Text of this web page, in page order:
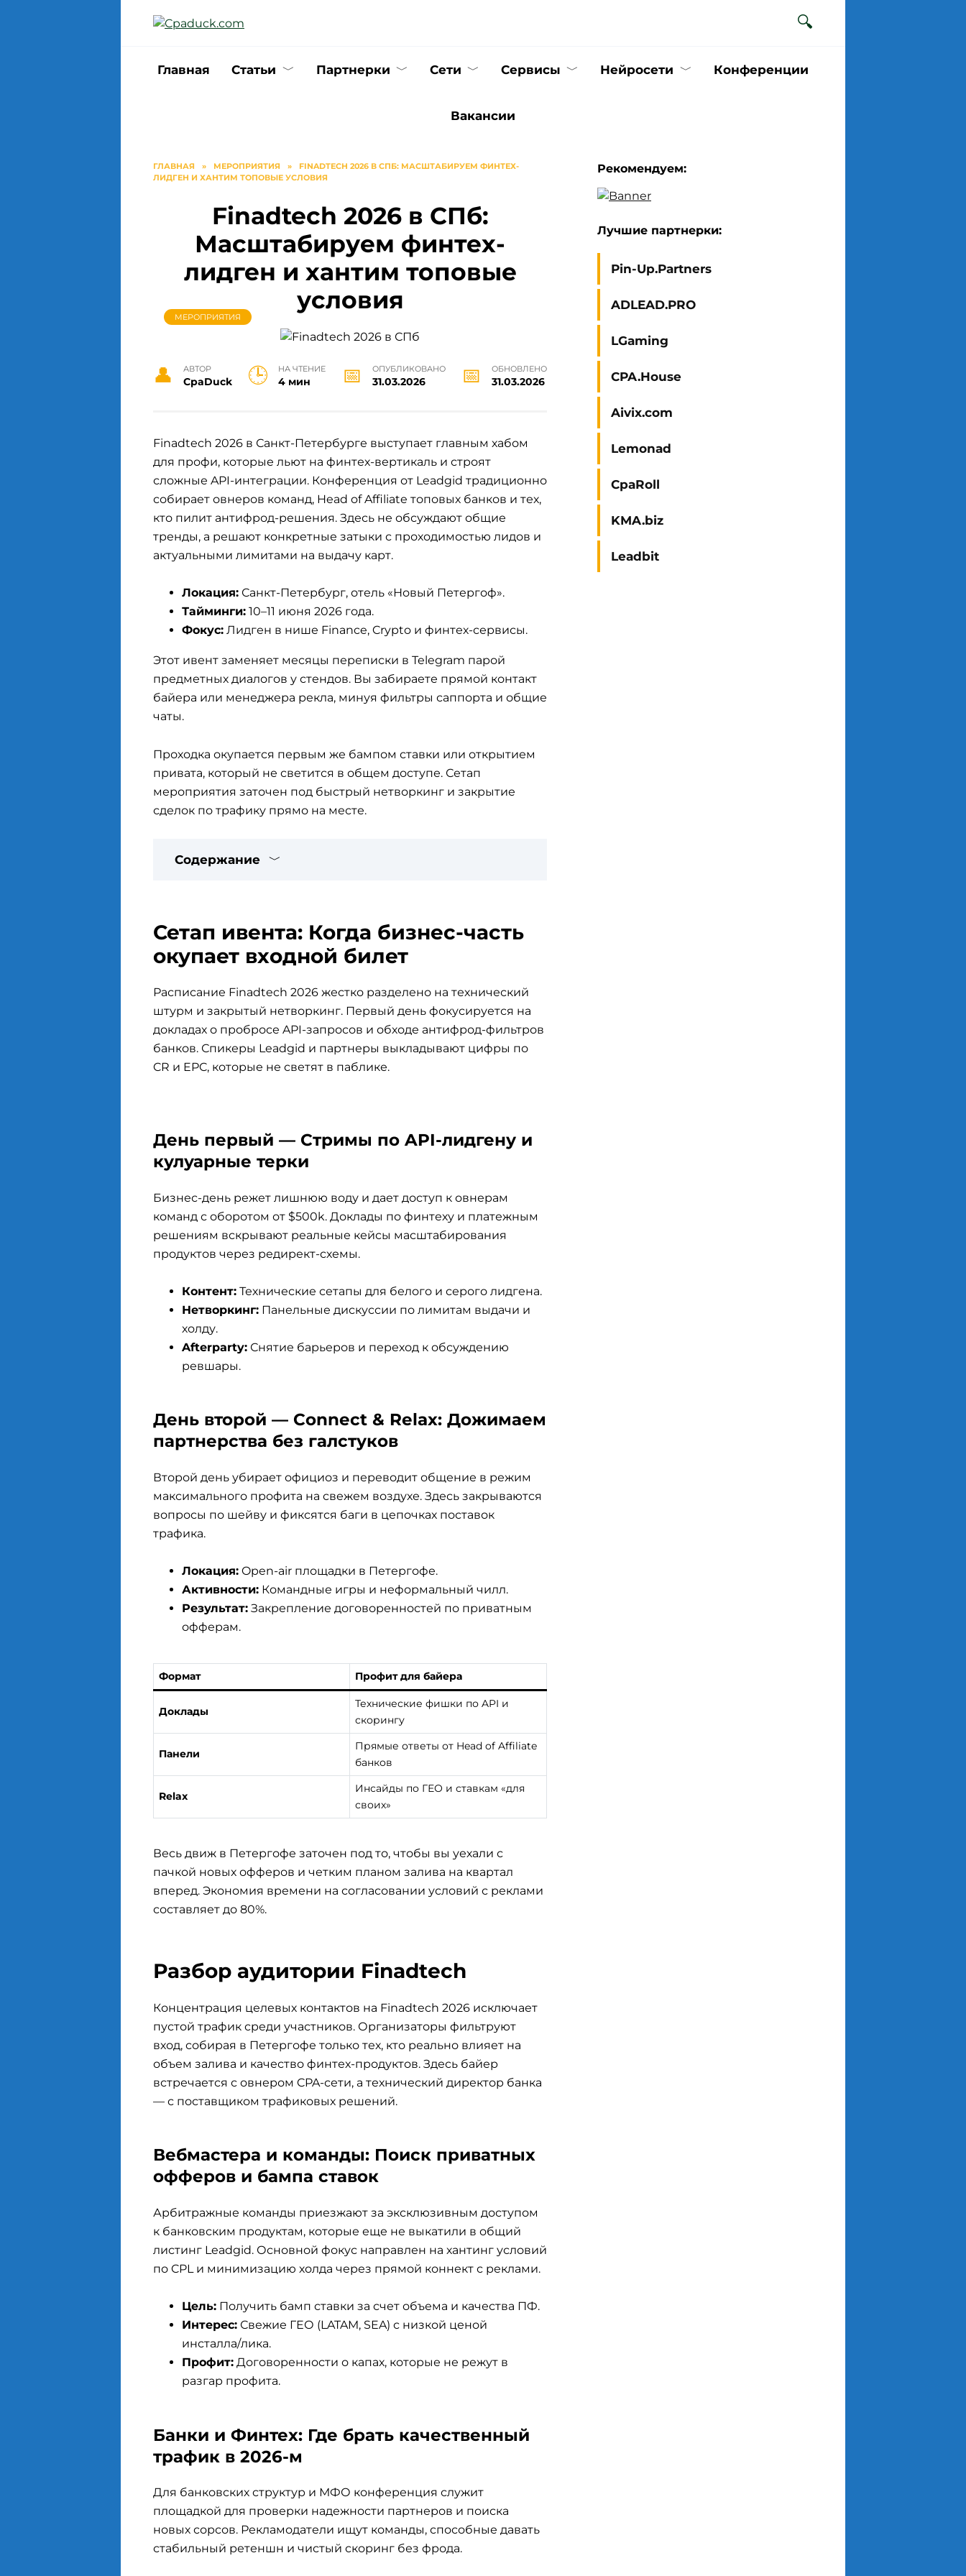
Главная Статьи Партнерки Сети Cервисы Нейросети Конференции
Вакансии
ГЛАВНАЯ » МЕРОПРИЯТИЯ »
FINADTECH 2026 В СПБ: МАСШТАБИРУЕМ ФИНТЕХ-
ЛИДГЕН И ХАНТИМ ТОПОВЫЕ УСЛОВИЯ
Finadtech 2026 в СПб:
Масштабируем финтех-
лидген и хантим топовые
условия
МЕРОПРИЯТИЯ
АВТОР
СpaDuck
НА ЧТЕНИЕ
4 мин
ОПУБЛИКОВАНО
31.03.2026
ОБНОВЛЕНО
31.03.2026
Finadtech 2026 в Санкт-Петербурге выступает главным хабом
для профи, которые льют на финтех-вертикаль и строят
сложные API-интеграции. Конференция от Leadgid традиционно
собирает овнеров команд, Head of Affiliate топовых банков и тех,
кто пилит антифрод-решения. Здесь не обсуждают общие
тренды, а решают конкретные затыки с проходимостью лидов и
актуальными лимитами на выдачу карт.
Локация: Санкт-Петербург, отель «Новый Петергоф».
Тайминги: 10–11 июня 2026 года.
Фокус: Лидген в нише Finance, Crypto и финтех-сервисы.
Этот ивент заменяет месяцы переписки в Telegram парой
предметных диалогов у стендов. Вы забираете прямой контакт
байера или менеджера рекла, минуя фильтры саппорта и общие
чаты.
Проходка окупается первым же бампом ставки или открытием
привата, который не светится в общем доступе. Сетап
мероприятия заточен под быстрый нетворкинг и закрытие
сделок по трафику прямо на месте.
Содержание
Сетап ивента: Когда бизнес-часть
окупает входной билет
Расписание Finadtech 2026 жестко разделено на технический
штурм и закрытый нетворкинг. Первый день фокусируется на
докладах о пробросе API-запросов и обходе антифрод-фильтров
банков. Спикеры Leadgid и партнеры выкладывают цифры по
CR и EPC, которые не светят в паблике.
День первый — Стримы по API-лидгену и
кулуарные терки
Бизнес-день режет лишнюю воду и дает доступ к овнерам
команд с оборотом от $500k. Доклады по финтеху и платежным
решениям вскрывают реальные кейсы масштабирования
продуктов через редирект-схемы.
Контент: Технические сетапы для белого и серого лидгена.
Нетворкинг: Панельные дискуссии по лимитам выдачи и
холду.
Afterparty: Снятие барьеров и переход к обсуждению
ревшары.
День второй — Connect & Relax: Дожимаем
партнерства без галстуков
Второй день убирает официоз и переводит общение в режим
максимального профита на свежем воздухе. Здесь закрываются
вопросы по шейву и фиксятся баги в цепочках поставок
трафика.
Локация: Open-air площадки в Петергофе.
Активности: Командные игры и неформальный чилл.
Результат: Закрепление договоренностей по приватным
офферам.
Формат Профит для байера
Доклады
Технические фишки по API и
скорингу
Панели
Прямые ответы от Head of Affiliate
банков
Relax
Инсайды по ГЕО и ставкам «для
своих»
Весь движ в Петергофе заточен под то, чтобы вы уехали с
пачкой новых офферов и четким планом залива на квартал
вперед. Экономия времени на согласовании условий с реклами
составляет до 80%.
Разбор аудитории Finadtech
Концентрация целевых контактов на Finadtech 2026 исключает
пустой трафик среди участников. Организаторы фильтруют
вход, собирая в Петергофе только тех, кто реально влияет на
объем залива и качество финтех-продуктов. Здесь байер
встречается с овнером CPA-сети, а технический директор банка
— с поставщиком трафиковых решений.
Вебмастера и команды: Поиск приватных
офферов и бампа ставок
Арбитражные команды приезжают за эксклюзивным доступом
к банковским продуктам, которые еще не выкатили в общий
листинг Leadgid. Основной фокус направлен на хантинг условий
по CPL и минимизацию холда через прямой коннект с реклами.
Цель: Получить бамп ставки за счет объема и качества ПФ.
Интерес: Свежие ГЕО (LATAM, SEA) с низкой ценой
инсталла/лика.
Профит: Договоренности о капах, которые не режут в
разгар профита.
Банки и Финтех: Где брать качественный
трафик в 2026-м
Для банковских структур и МФО конференция служит
площадкой для проверки надежности партнеров и поиска
новых сорсов. Рекламодатели ищут команды, способные давать
стабильный ретеншн и чистый скоринг без фрода.
Рекомендуем:
Лучшие партнерки:
Pin-Up.Partners
ADLEAD.PRO
LGaming
CPA.House
Aivix.com
Lemonad
CpaRoll
KMA.biz
Leadbit